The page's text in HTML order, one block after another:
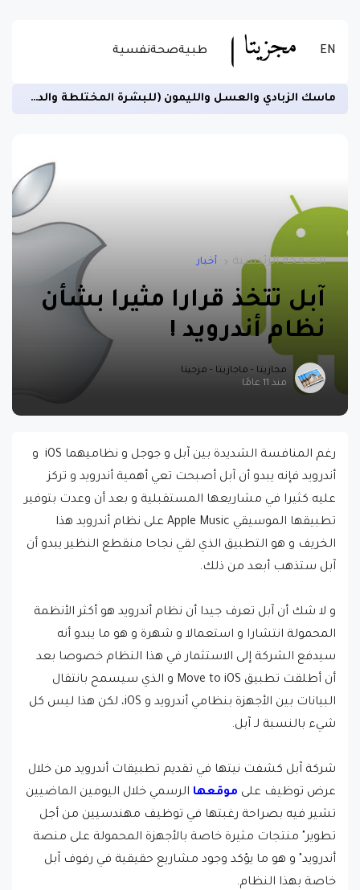
EN طبيةصحةنفسية
ماسك الزبادي والعسل والليمون (للبشرة المختلطة والدهنية)
الصفحة الرئيسية أخبار
آبل تتخذ قرارا مثيرا بشأن
نظام أندرويد !
مجازيتا - ماجازيتا - مزجيتا
منذ 11 عامًا
رغم المنافسة الشديدة بين آبل و جوجل و نظاميهما iOS و
أندرويد فإنه يبدو أن آبل أصبحت تعي أهمية أندرويد و تركز
عليه كثيرا في مشاريعها المستقبلية و بعد أن وعدت بتوفير
تطبيقها الموسيقي Apple Music على نظام أندرويد هذا
الخريف و هو التطبيق الذي لقي نجاحا منقطع النظير يبدو أن
آبل ستذهب أبعد من ذلك.
و لا شك أن آبل تعرف جيدا أن نظام أندرويد هو أكثر الأنظمة
المحمولة انتشارا و استعمالا و شهرة و هو ما يبدو أنه
سيدفع الشركة إلى الاستثمار في هذا النظام خصوصا بعد
أن أطلقت تطبيق Move to iOS و الذي سيسمح بانتقال
البيانات بين الأجهزة بنظامي أندرويد و iOS، لكن هذا ليس كل
شيء بالنسبة لـ آبل.
شركة آبل كشفت نيتها في تقديم تطبيقات أندرويد من خلال
عرض توظيف على موقعها الرسمي خلال اليومين الماضيين
تشير فيه بصراحة رغبتها في توظيف مهندسيين من أجل
تطوير" منتجات مثيرة خاصة بالأجهزة المحمولة على منصة
أندرويد" و هو ما يؤكد وجود مشاريع حقيقية في رفوف آبل
خاصة بهذا النظام.